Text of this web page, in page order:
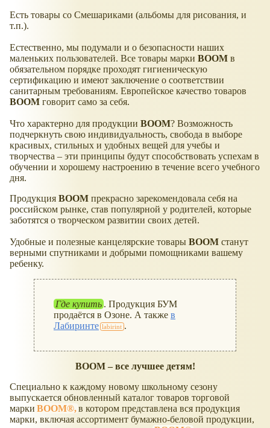
Есть товары со Смешариками (альбомы для рисования, и
т.п.).
Естественно, мы подумали и о безопасности наших
маленьких пользователей. Все товары марки BOOM в
обязательном порядке проходят гигиеническую
сертификацию и имеют заключение о соответствии
санитарным требованиям. Европейское качество товаров
BOOM говорит само за себя.
Что характерно для продукции BOOM? Возможность
подчеркнуть свою индивидуальность, свобода в выборе
красивых, стильных и удобных вещей для учебы и
творчества – эти принципы будут способствовать успехам в
обучении и хорошему настроению в течение всего учебного
дня.
Продукция BOOM прекрасно зарекомендовала себя на
российском рынке, став популярной у родителей, которые
заботятся о творческом развитии своих детей.
Удобные и полезные канцелярские товары BOOM станут
верными спутниками и добрыми помощниками вашему
ребенку.
Где купить . Продукция БУМ
продаётся в Озоне. А также в
Лабиринте
.
BOOM – все лучшее детям!
Специально к каждому новому школьному сезону
выпускается обновленный каталог товаров торговой
марки BOOM®,в котором представлена вся продукция
марки, включая ассортимент бумажно-беловой продукции,